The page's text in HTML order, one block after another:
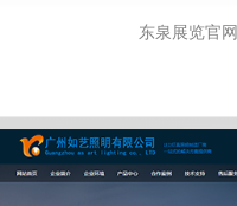
东泉展览官网